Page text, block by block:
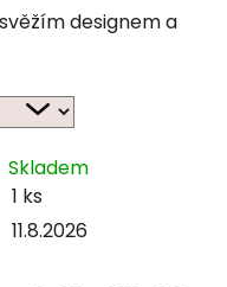
designem a
Skladem
1 ks
11.8.2026